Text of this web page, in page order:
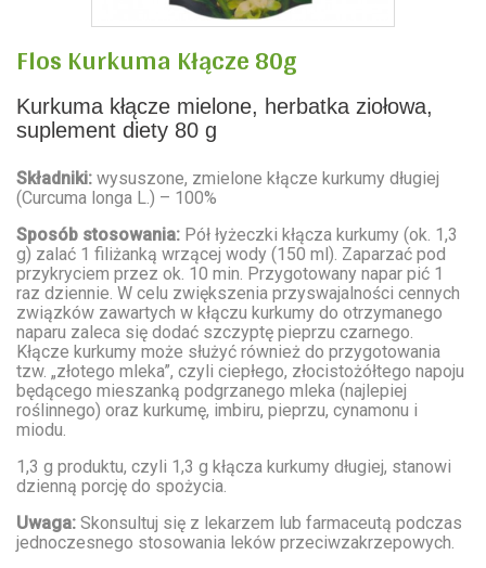
Flos Kurkuma Kłącze 80g
Kurkuma kłącze mielone, herbatka ziołowa,
suplement diety 80 g
Składniki: wysuszone, zmielone kłącze kurkumy długiej
(Curcuma longa L.) – 100%
Sposób stosowania: Pół łyżeczki kłącza kurkumy (ok. 1,3
g) zalać 1 filiżanką wrzącej wody (150 ml). Zaparzać pod
przykryciem przez ok. 10 min. Przygotowany napar pić 1
raz dziennie. W celu zwiększenia przyswajalności cennych
związków zawartych w kłączu kurkumy do otrzymanego
naparu zaleca się dodać szczyptę pieprzu czarnego.
Kłącze kurkumy może służyć również do przygotowania
tzw. „złotego mleka”, czyli ciepłego, złocistożółtego napoju
będącego mieszanką podgrzanego mleka (najlepiej
roślinnego) oraz kurkumę, imbiru, pieprzu, cynamonu i
miodu.
1,3 g produktu, czyli 1,3 g kłącza kurkumy długiej, stanowi
dzienną porcję do spożycia.
Uwaga: Skonsultuj się z lekarzem lub farmaceutą podczas
jednoczesnego stosowania leków przeciwzakrzepowych.